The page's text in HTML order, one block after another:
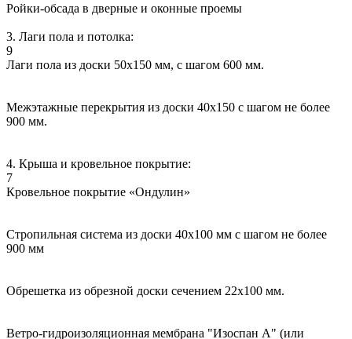
Ройки-обсада в дверные и оконные проемы
3. Лаги пола и потолка:
9
Лаги пола из доски 50х150 мм, с шагом 600 мм.
Межэтажные перекрытия из доски 40х150 с шагом не более
900 мм.
4. Крыша и кровельное покрытие:
7
Кровельное покрытие «Ондулин»
Стропильная система из доски 40х100 мм с шагом не более
900 мм
Обрешетка из обрезной доски сечением 22х100 мм.
Ветро-гидроизоляционная мембрана "Изоспан А" (или